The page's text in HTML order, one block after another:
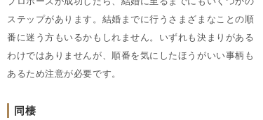
ステップがあります。結婚までに行うさまざまなことの順
番に迷う方もいるかもしれません。いずれも決まりがある
わけではありませんが、順番を気にしたほうがいい事柄も
あるため注意が必要です。
同棲